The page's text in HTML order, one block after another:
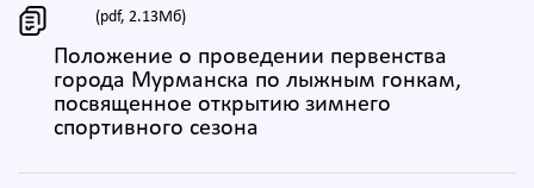
(pdf, 2.13Мб)
Положение о проведении первенства
города Мурманска по лыжным гонкам,
посвященное открытию зимнего
спортивного сезона